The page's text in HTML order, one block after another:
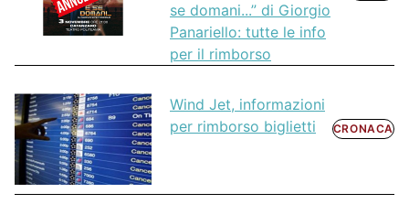
se domani...” di Giorgio
Panariello: tutte le info
per il rimborso
Wind Jet, informazioni
per rimborso biglietti
CRONACA